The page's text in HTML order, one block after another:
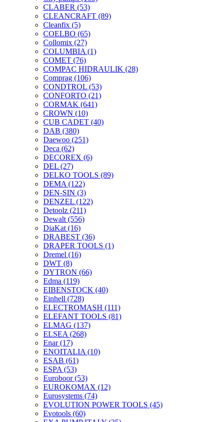
CLABER (53)
CLEANCRAFT (89)
Cleanfix (5)
COELBO (65)
Collomix (27)
COLUMBIA (1)
COMET (76)
COMPAC HIDRAULIK (28)
Comprag (106)
CONDTROL (53)
CONFORTO (21)
CORMAK (641)
CROWN (10)
CUB CADET (40)
DAB (380)
Daewoo (251)
Deca (62)
DECOREX (6)
DEL (27)
DELKO TOOLS (89)
DEMA (122)
DEN-SIN (3)
DENZEL (122)
Detoolz (211)
Dewalt (556)
DiaKat (16)
DRABEST (36)
DRAPER TOOLS (1)
Dremel (16)
DWT (8)
DYTRON (66)
Edma (119)
EIBENSTOCK (40)
Einhell (728)
ELECTROMASH (111)
ELEFANT TOOLS (81)
ELMAG (137)
ELSEA (268)
Enar(17)
ENOITALIA (10)
ESAB (61)
ESPA (53)
Euroboor(53)
EUROKOMAX (12)
Eurosystems (74)
EVOLUTION POWER TOOLS (45)
Evotools (60)